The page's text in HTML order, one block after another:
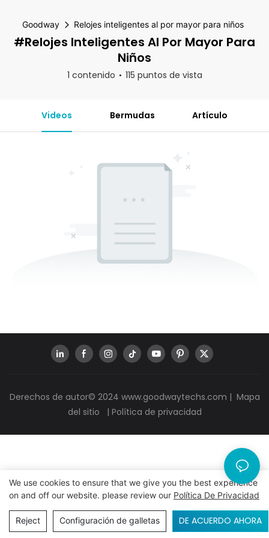
Goodway Relojes inteligentes al por mayor para niños
#Relojes Inteligentes Al Por Mayor Para
Niños
1 contenido 115 puntos de vista
Videos Bermudas Artículo
Derechos de autor© 2024 www.goodwaytechs.com | Mapa
del sitio
| Política de privacidad
We use cookies to ensure that we give you the best experience
on and off our website. please review our Política De Privacidad
Reject Configuración de galletas DE ACUERDO AHORA